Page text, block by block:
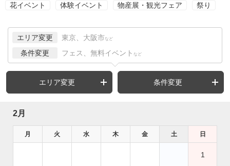
花イベント 体験イベント 物産展・観光フェア 祭り
エリア変更 東京、大阪市 など
条件変更 フェス、無料イベント など
エリア変更 条件変更
2月
月 火 水 木 金 土 日
1